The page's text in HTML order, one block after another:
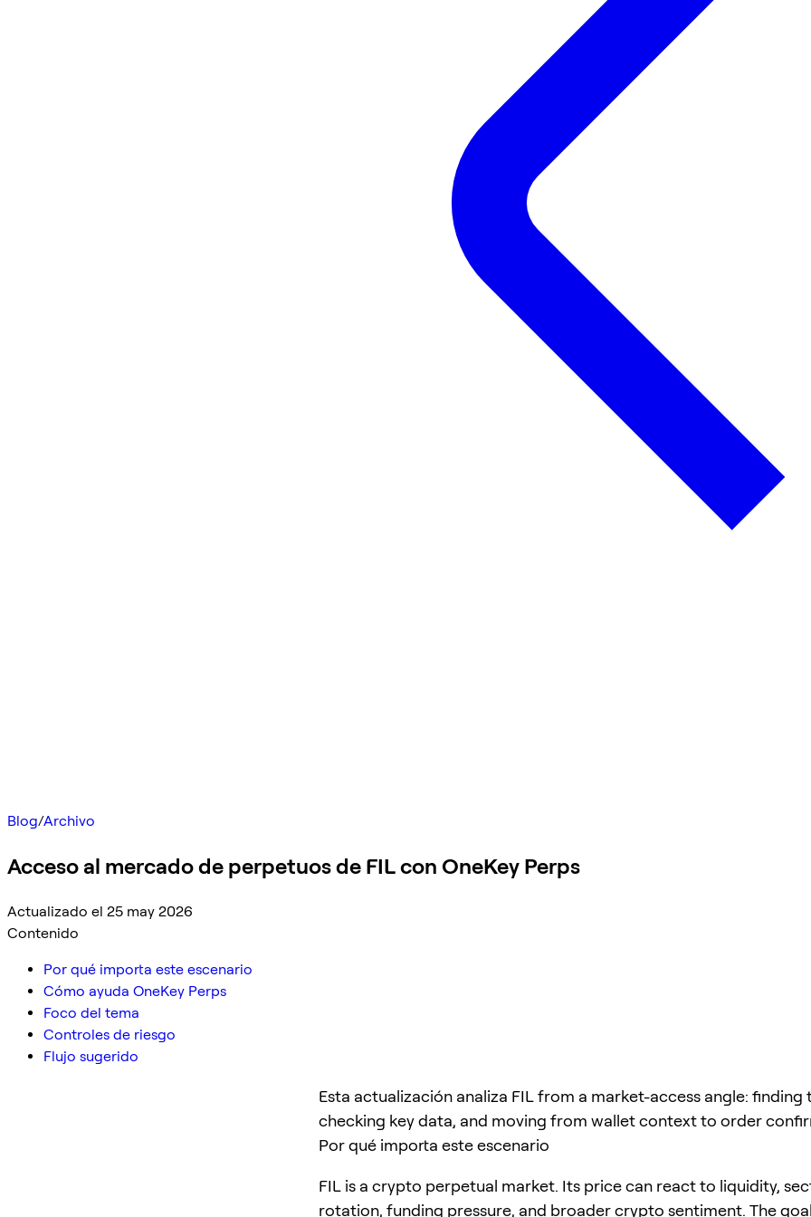
Blog/Archivo
Acceso al mercado de perpetuos de FIL con OneKey Perps
Actualizado el 25 may 2026
Contenido
Por qué importa este escenario
Cómo ayuda OneKey Perps
Foco del tema
Controles de riesgo
Flujo sugerido
Esta actualización analiza FIL from a market-access angle: finding
checking key data, and moving from wallet context to order
Por qué importa este escenario
FIL is a crypto perpetual market. Its price can react to liquidity,
rotation, funding pressure, and broader crypto sentiment. The